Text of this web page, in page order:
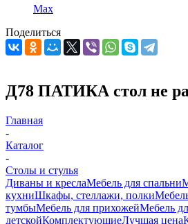
Max
Поделиться
Д78 ПАТИКА стол не
Главная
-
Каталог
-
Столы и стулья
Диваны и креслаМебель для спальни
кухниШкафы, стеллажи, полки
тумбыМебель для прихожейМебель
детскойКомплектующиеЛучшая цена